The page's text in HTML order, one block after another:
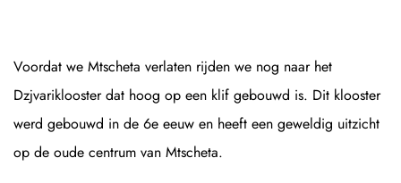
Voordat we Mtscheta verlaten rijden we nog naar het
Dzjvariklooster dat hoog op een klif gebouwd is. Dit klooster
werd gebouwd in de 6e eeuw en heeft een geweldig uitzicht
op de oude centrum van Mtscheta.